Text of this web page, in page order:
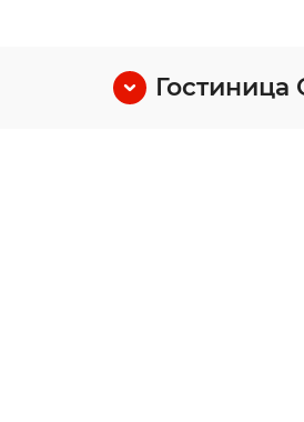
Гостиница